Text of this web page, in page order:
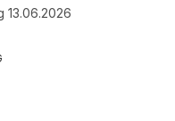
13.06.2026